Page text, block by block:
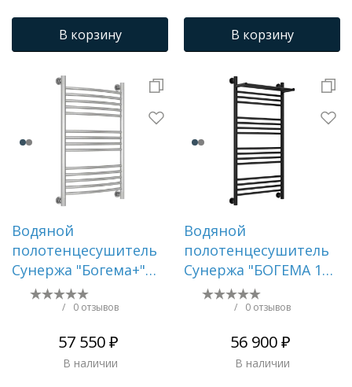
В корзину В корзину
Водяной
полотенцесушитель
Сунержа "Богема+"
800х500 (Сатин)
/ 0 отзывов
57 550 ₽
В наличии
Водяной
полотенцесушитель
Сунержа "БОГЕМА 1П
+" 1000х500 (RAL 9005
Глубокий черный)
/ 0 отзывов
56 900 ₽
В наличии